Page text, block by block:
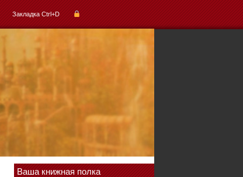
Закладка Ctrl+D
Ваша книжная полка